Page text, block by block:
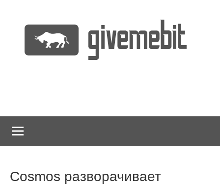
содержимому
Cosmos разворачивает